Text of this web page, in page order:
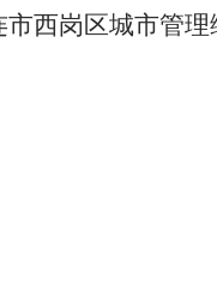
市西岗区城市管